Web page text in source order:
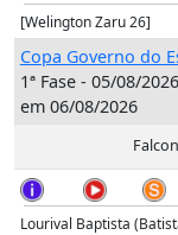
[Welington Zaru 26]
Copa Governo do
1ª Fase - 05/08/
em 06/08/2026
Falcon
Lourival Baptista